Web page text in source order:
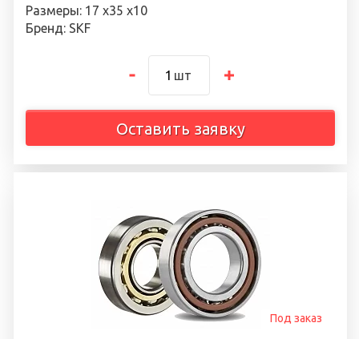
Размеры: 17 х35 х10
Бренд: SKF
шт
Оставить заявку
Под заказ